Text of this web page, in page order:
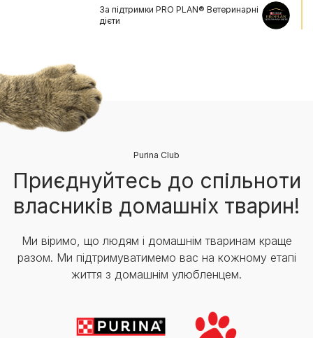
За підтримки PRO PLAN® Ветеринарні
дієти
Purina Club
Приєднуйтесь до спільноти
власників домашніх тварин!
Ми віримо, що людям і домашнім тваринам краще
разом. Ми підтримуватимемо вас на кожному етапі
життя з домашнім улюбленцем.